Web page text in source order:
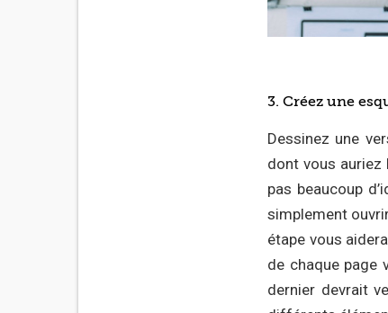
3. Créez une
Dessinez une
dont vous auriez
pas beaucoup
simplement
étape vous
de chaque page
dernier devrait